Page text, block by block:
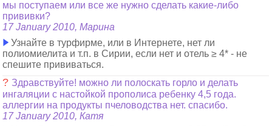
мы поступаем или все же нужно сделать какие-либо
прививки?
17 January 2010, Марина
Узнайте в турфирме, или в Интернете, нет ли
полиомиелита и т.п. в Сирии, если нет и отель ≥ 4* - не
спешите прививаться.
? Здравствуйте! можно ли полоскать горло и делать
ингаляции с настойкой прополиса ребенку 4,5 года.
аллергии на продукты пчеловодства нет. спасибо.
17 January 2010, Катя